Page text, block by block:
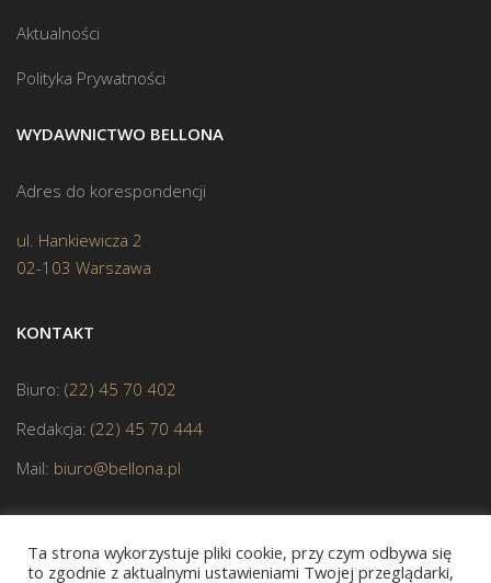
Aktualności
Polityka Prywatności
WYDAWNICTWO BELLONA
Adres do korespondencji
ul. Hankiewicza 2
02-103 Warszawa
KONTAKT
Biuro: (22) 45 70 402
Redakcja: (22) 45 70 444
Mail: biuro@bellona.pl
Ta strona wykorzystuje pliki cookie, przy czym odbywa się
to zgodnie z aktualnymi ustawieniami Twojej przeglądarki,